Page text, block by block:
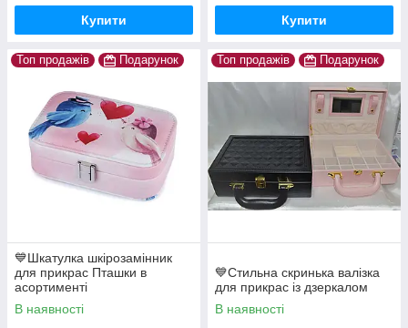
Купити Купити
Топ продажів Подарунок
💙Шкатулка шкірозамінник
для прикрас Пташки в
асортименті
В наявності
Топ продажів Подарунок
💙Стильна скринька валізка
для прикрас із дзеркалом
В наявності